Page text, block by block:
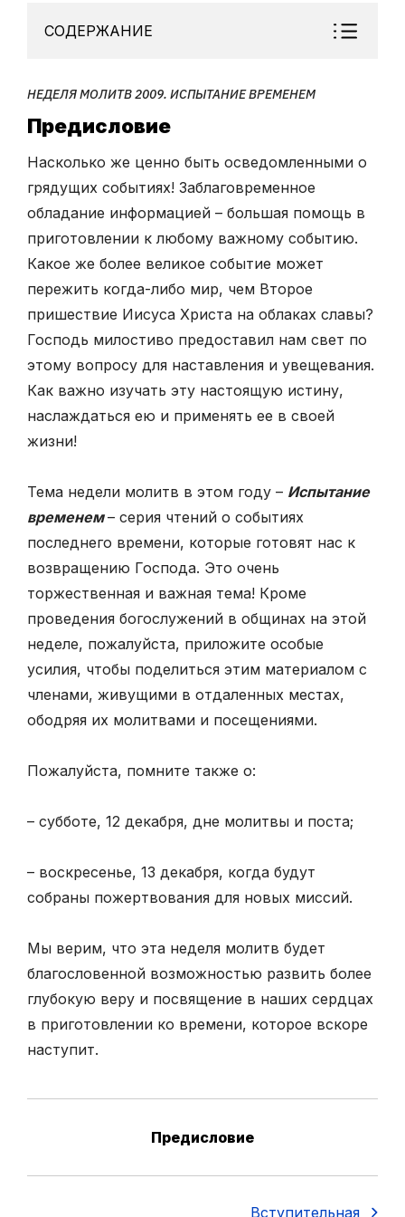
СОДЕРЖАНИЕ
НЕДЕЛЯ МОЛИТВ 2009. ИСПЫТАНИЕ ВРЕМЕНЕМ
Предисловие
Насколько же ценно быть осведомленными о
грядущих событиях! Заблаговременное
обладание информацией – большая помощь в
приготовлении к любому важному событию.
Какое же более великое событие может
пережить когда-либо мир, чем Второе
пришествие Иисуса Христа на облаках славы?
Господь милостиво предоставил нам свет по
этому вопросу для наставления и увещевания.
Как важно изучать эту настоящую истину,
наслаждаться ею и применять ее в своей
жизни!
Тема недели молитв в этом году – Испытание
временем– серия чтений о событиях
последнего времени, которые готовят нас к
возвращению Господа. Это очень
торжественная и важная тема! Кроме
проведения богослужений в общинах на этой
неделе, пожалуйста, приложите особые
усилия, чтобы поделиться этим материалом с
членами, живущими в отдаленных местах,
ободряя их молитвами и посещениями.
Пожалуйста, помните также о:
– субботе, 12 декабря, дне молитвы и поста;
– воскресенье, 13 декабря, когда будут
собраны пожертвования для новых миссий.
Мы верим, что эта неделя молитв будет
благословенной возможностью развить более
глубокую веру и посвящение в наших сердцах
в приготовлении ко времени, которое вскоре
наступит.
Предисловие
Вступительная